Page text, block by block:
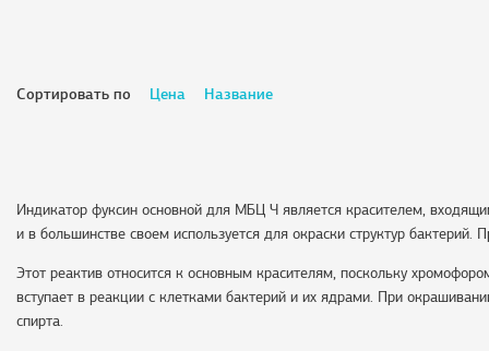
Сортировать по Цена Название
Индикатор фуксин основной для МБЦ Ч является красителем,
и в большинстве своем используется для окраски структур бактерий.
Этот реактив относится к основным красителям, поскольку
вступает в реакции с клетками бактерий и их ядрами. При
спирта.